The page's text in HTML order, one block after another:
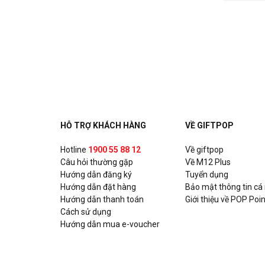
HỖ TRỢ KHÁCH HÀNG
Hotline 1900 55 88 12
Câu hỏi thường gặp
Hướng dẫn đăng ký
Hướng dẫn đặt hàng
Hướng dẫn thanh toán
Cách sử dụng
Hướng dẫn mua e-voucher
VỀ GIFTPOP
Về giftpop
Về M12 Plus
Tuyển dụng
Bảo mật thông tin cá
Giới thiệu về POP